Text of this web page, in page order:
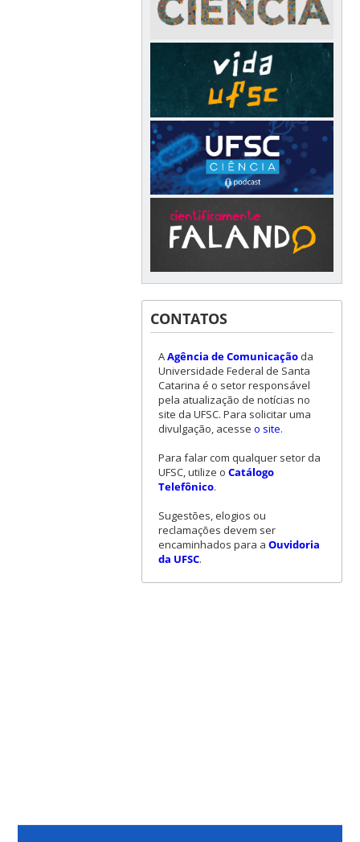
CONTATOS
AAgência de Comunicaçãoda
Universidade Federal de Santa
Catarina é o setor responsável
pela atualização de notícias no
site da UFSC. Para solicitar uma
divulgação, acesse o site.
Para falar com qualquer setor da
UFSC, utilize o Catálogo
Telefônico.
Sugestões, elogios ou
reclamações devem ser
encaminhados para a Ouvidoria
da UFSC.